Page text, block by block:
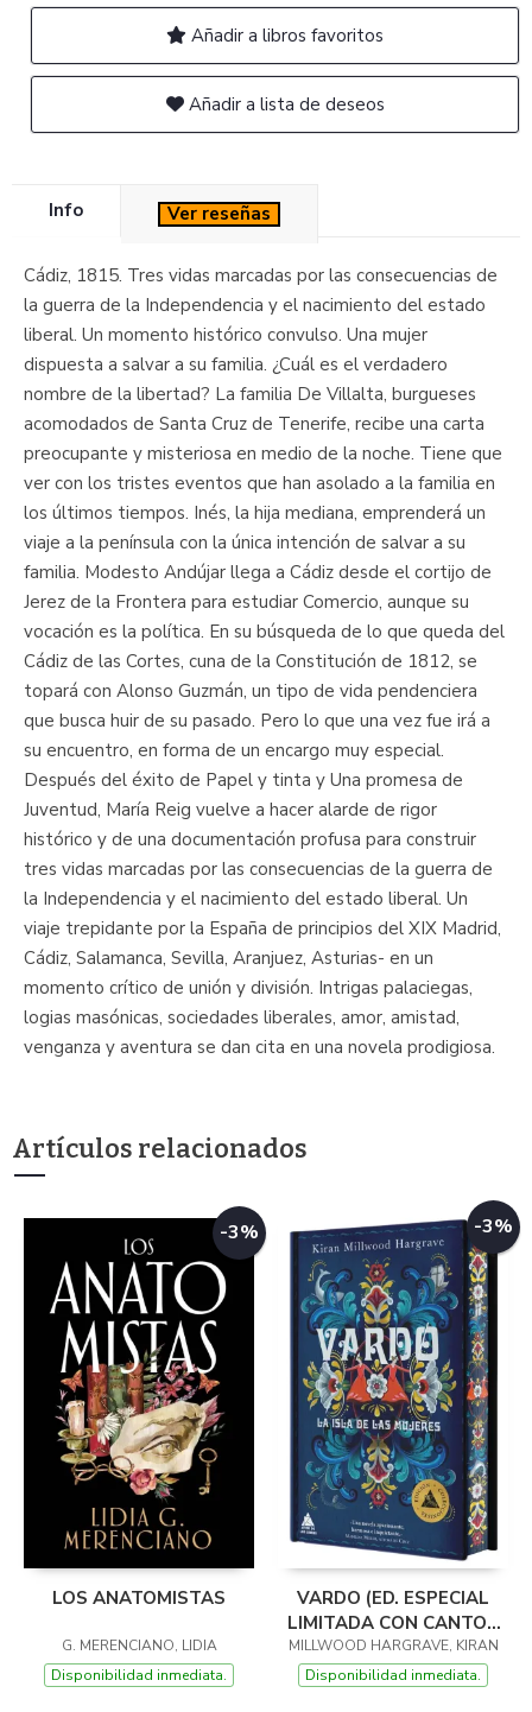
Añadir a libros favoritos
Añadir a lista de deseos
Info Ver reseñas
Cádiz, 1815. Tres vidas marcadas por las consecuencias de
la guerra de la Independencia y el nacimiento del estado
liberal. Un momento histórico convulso. Una mujer
dispuesta a salvar a su familia. ¿Cuál es el verdadero
nombre de la libertad? La familia De Villalta, burgueses
acomodados de Santa Cruz de Tenerife, recibe una carta
preocupante y misteriosa en medio de la noche. Tiene que
ver con los tristes eventos que han asolado a la familia en
los últimos tiempos. Inés, la hija mediana, emprenderá un
viaje a la península con la única intención de salvar a su
familia. Modesto Andújar llega a Cádiz desde el cortijo de
Jerez de la Frontera para estudiar Comercio, aunque su
vocación es la política. En su búsqueda de lo que queda del
Cádiz de las Cortes, cuna de la Constitución de 1812, se
topará con Alonso Guzmán, un tipo de vida pendenciera
que busca huir de su pasado. Pero lo que una vez fue irá a
su encuentro, en forma de un encargo muy especial.
Después del éxito de Papel y tinta y Una promesa de
Juventud, María Reig vuelve a hacer alarde de rigor
histórico y de una documentación profusa para construir
tres vidas marcadas por las consecuencias de la guerra de
la Independencia y el nacimiento del estado liberal. Un
viaje trepidante por la España de principios del XIX Madrid,
Cádiz, Salamanca, Sevilla, Aranjuez, Asturias- en un
momento crítico de unión y división. Intrigas palaciegas,
logias masónicas, sociedades liberales, amor, amistad,
venganza y aventura se dan cita en una novela prodigiosa.
Artículos relacionados
-3%
LOS ANATOMISTAS
G. MERENCIANO, LIDIA
Disponibilidad inmediata.
-3%
VARDO (ED. ESPECIAL
LIMITADA CON CANTOS
PINTADOS)
MILLWOOD HARGRAVE, KIRAN
Disponibilidad inmediata.